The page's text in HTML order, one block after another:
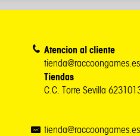
Atencion al cliente
tienda@raccoongames.es
Tiendas
C.C. Torre Sevilla
tienda@raccoongames.es